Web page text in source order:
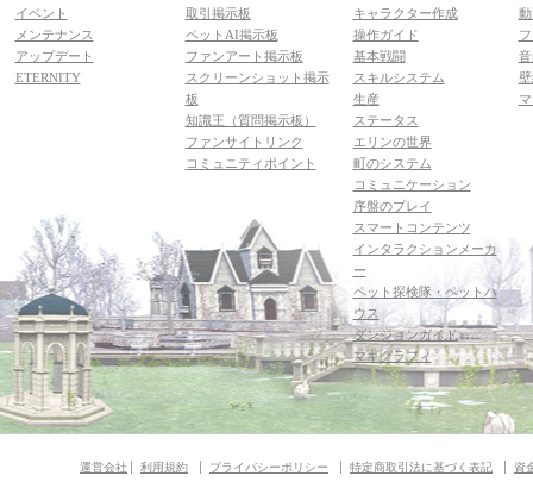
イベント
メンテナンス
アップデート
ETERNITY
取引掲示板
ペットAI掲示板
ファンアート掲示板
スクリーンショット掲示
板
知識王（質問掲示板）
ファンサイトリンク
コミュニティポイント
キャラクター作成
操作ガイド
基本戦闘
スキルシステム
生産
ステータス
エリンの世界
町のシステム
コミュニケーション
序盤のプレイ
スマートコンテンツ
インタラクションメーカ
ー
ペット探検隊・ペットハ
ウス
ダンジョンガイド
マギグラフィ
運営会社 利用規約 プライバシーポリシー 特定商取引法に基づく表記 資